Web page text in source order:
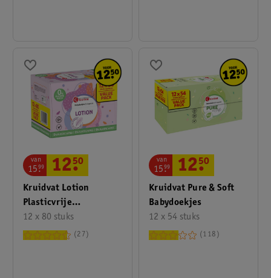
Kruidvat Lotion
Plasticvrije
Babydoekjes
12 x 80 stuks
van
15.
99 12.
50
27
Kruidvat Pure & Soft
Babydoekjes
12 x 54 stuks
van
15.
99 12.
50
118